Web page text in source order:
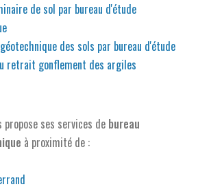
de sol par bureau d'étude
des sols par bureau d'étude
retrait gonflement des argiles
propose ses services de bureau
à proximité de :